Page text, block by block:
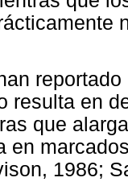
resulta en
que
en
1986;